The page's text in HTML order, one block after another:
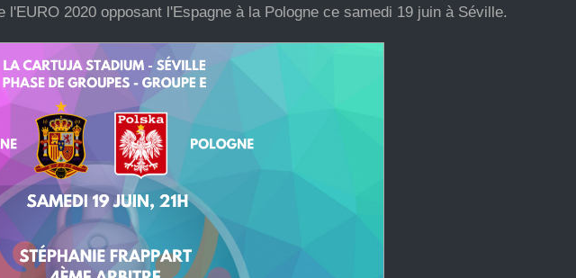
l'EURO 2020 opposant l'Espagne à la Pologne ce samedi 19 juin à Séville.